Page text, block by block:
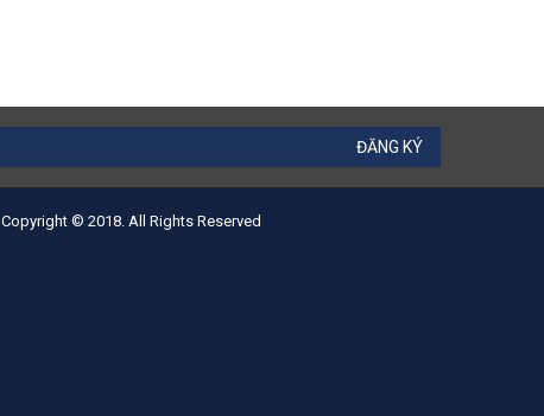
ĐĂNG KÝ
Copyright © 2018. All Rights Reserved